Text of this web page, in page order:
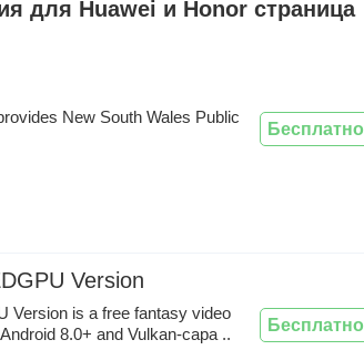
для Huawei и Honor страница
New South Wales Public
Бесплатно
Version
Version is a free fantasy video
8.0+ and Vulkan-capa ..
Бесплатно